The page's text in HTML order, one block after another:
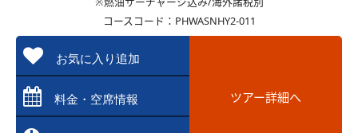
コースコード：PHWASNHY2-011
お気に入り追加
料金・空席情報 ツアー詳細へ